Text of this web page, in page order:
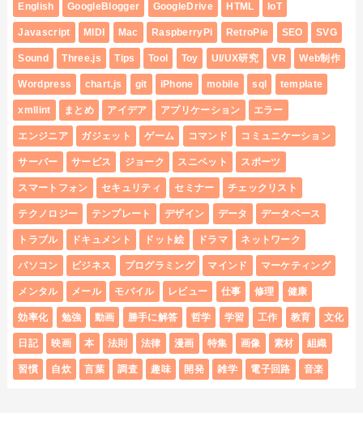
English GoogleBlogger GoogleDrive HTML IoT
Javascript MIDI Mac RaspberryPi RetroPie SEO SVG
Sound Three.js Tips Tool Toy UI/UX研究 VR Web制作
Wordpress chart.js git iPhone mobile sql template
xmllint まとめ アイデア アプリケーション エラー
エンジニア ガジェット ゲーム コマンド コミュニケーション
サーバー サービス ジョーク スニペット スポーツ
スマートフォン セキュリティ セミナー チェックリスト
テクノロジー テンプレート デザイン データ データベース
トラブル ドキュメント ドット絵 ドラマ ネットワーク
パソコン ビジネス プログラミング マインド マーケティング
メンタル メール モバイル レビュー 仕事 修理 健康
効率化 勉強 動画 勝手に解答 哲学 学習 工作 教育 文化
日記 映画 本 法則 法律 漫画 特集 画像 素材 組織
習慣 自炊 言葉 調査 趣味 開発 雑学 電子回路 音楽